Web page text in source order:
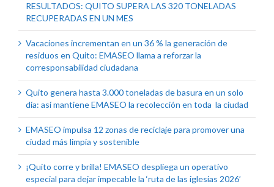
RESULTADOS: QUITO SUPERA LAS 320 TONELADAS
RECUPERADAS EN UN MES
Vacaciones incrementan en un 36 % la generación de
residuos en Quito: EMASEO llama a reforzar la
corresponsabilidad ciudadana
Quito genera hasta 3.000 toneladas de basura en un solo
día: así mantiene EMASEO la recolección en toda la ciudad
EMASEO impulsa 12 zonas de reciclaje para promover una
ciudad más limpia y sostenible
¡Quito corre y brilla! EMASEO despliega un operativo
especial para dejar impecable la ‘ruta de las iglesias 2026’